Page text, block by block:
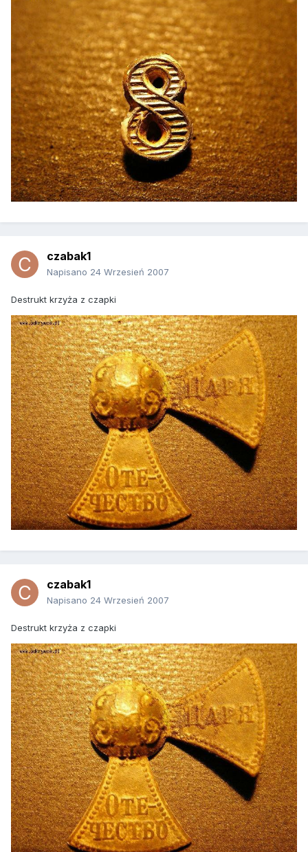
czabak1
Napisano 24 Wrzesień 2007
Destrukt krzyża z czapki
czabak1
Napisano 24 Wrzesień 2007
Destrukt krzyża z czapki